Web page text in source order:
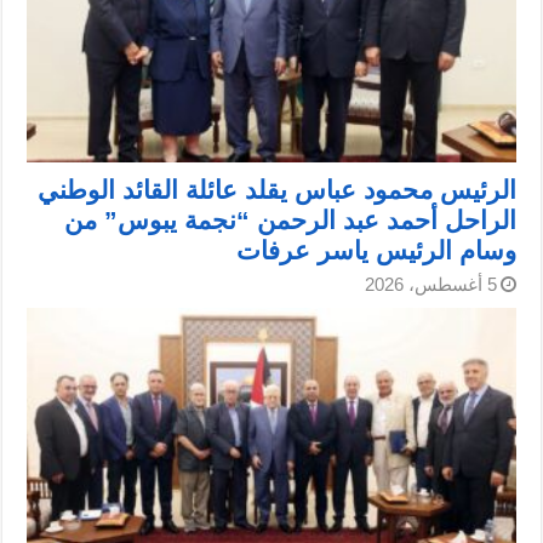
الرئيس محمود عباس يقلد عائلة القائد الوطني
الراحل أحمد عبد الرحمن “نجمة يبوس” من
وسام الرئيس ياسر عرفات
5 أغسطس، 2026